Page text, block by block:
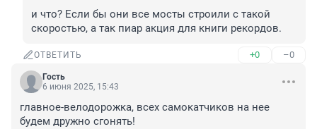
и что? Если бы они все мосты строили с такой
скоростью, а так пиар акция для книги рекордов.
ОТВЕТИТЬ +0 –0
Гость
6 июня 2025, 15:43
главное-велодорожка, всех самокатчиков на нее
будем дружно сгонять!